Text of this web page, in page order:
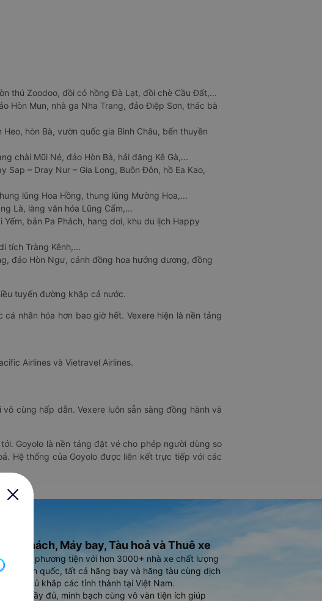
thú Zoodoo, đồi cỏ hồng Đà Lạt, đồi chè Cầu Đất,...
Hòn Mun, nhà ga Nha Trang, đảo Điệp Sơn, thác bà
hòn Bà, vườn quốc gia Bình Châu, bến thuyền
chài Mũi Né, đảo Hòn Bà, hải đăng Kê Gà,...
– Dray Nur – Gia Long, Buôn Đôn, hồ Ea Kao,
lũng Hoa Hồng, thung lũng Mường Hoa,...
Là, làng văn hóa Lũng Cẩm,...
bản Pa Phách, hang dơi, khu du lịch Happy
tích Tràng Kênh,...
đảo Hòn Ngư, cánh đồng hoa hướng dương, đồng
tuyến đường khắp cả nước.
nhân hóa hơn bao giờ hết. Vexere hiện là nền tảng
Airlines và Vietravel Airlines.
cùng hấp dẫn. Vexere luôn sẵn sàng đồng hành và
Goyolo là nền tảng đặt vé cho phép người dùng so
Hệ thống của Goyolo được liên kết trực tiếp với các
khách, Máy bay, Tàu hoả và Thuê xe
vé đa phương tiện với hơn 3000+ nhà xe chất lượng
toàn quốc, tất cả hãng bay và hãng tàu cùng dịch
lịch phủ khắp các tỉnh thành tại Việt Nam.
tin đầy đủ, minh bạch cùng vô vàn tiện ích giúp